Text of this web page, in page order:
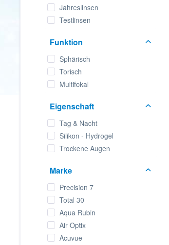
Jahreslinsen
Testlinsen
Funktion
Sphärisch
Torisch
Multifokal
Eigenschaft
Tag & Nacht
Silikon - Hydrogel
Trockene Augen
Marke
Precision 7
Total 30
Aqua Rubin
Air Optix
Acuvue